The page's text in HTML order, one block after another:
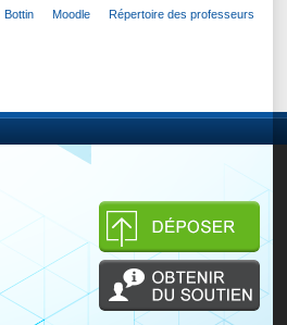
Bottin Moodle Répertoire des professeurs